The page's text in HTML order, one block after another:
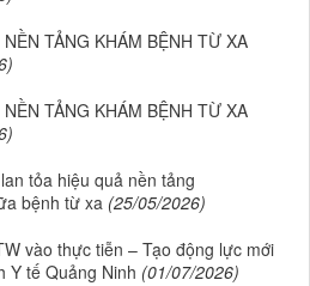
TẢNG KHÁM BỆNH TỪ XA
TẢNG KHÁM BỆNH TỪ XA
tỏa hiệu quả nền tảng
bệnh từ xa (25/05/2026)
vào thực tiễn – Tạo động lực mới
Y tế Quảng Ninh (01/07/2026)